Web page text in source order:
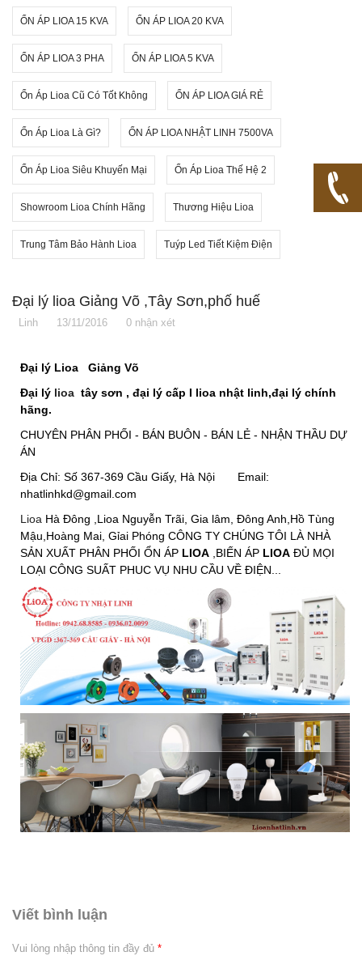
ỔN ÁP LIOA 15 KVA ỔN ÁP LIOA 20 KVA
ỔN ÁP LIOA 3 PHA ỔN ÁP LIOA 5 KVA
Ổn Áp Lioa Cũ Có Tốt Không ỔN ÁP LIOA GIÁ RẺ
Ổn Áp Lioa Là Gì? ỔN ÁP LIOA NHẬT LINH 7500VA
Ổn Áp Lioa Siêu Khuyến Mại Ổn Áp Lioa Thế Hệ 2
Showroom Lioa Chính Hãng Thương Hiệu Lioa
Trung Tâm Bảo Hành Lioa Tuýp Led Tiết Kiệm Điện
Đại lý lioa Giảng Võ ,Tây Sơn,phố huế
Linh 13/11/2016 0 nhận xét
Đại lý Lioa
Giảng Võ
Đại lý lioa tây sơn , đại lý cấp I lioa nhật linh,đại lý chính
hãng.
CHUYÊN PHÂN PHỐI - BÁN BUÔN - BÁN LẺ - NHẬN THẦU DỰ
ÁN
Địa Chỉ: Số 367-369 Cầu Giấy, Hà Nội Email:
nhatlinhkd@gmail.com
Lioa Hà Đông ,Lioa Nguyễn Trãi, Gia lâm, Đông Anh,Hồ Tùng
Mậu,Hoàng Mai, Gỉai Phóng CÔNG TY CHÚNG TÔI LÀ NHÀ
SẢN XUẤT PHÂN PHỐI ỔN ÁP LIOA ,BIẾN ÁP LIOA ĐỦ MỌI
LOẠI CÔNG SUẤT PHUC VỤ NHU CẦU VỀ ĐIỆN...
Viết bình luận
Vui lòng nhập thông tin đầy đủ *